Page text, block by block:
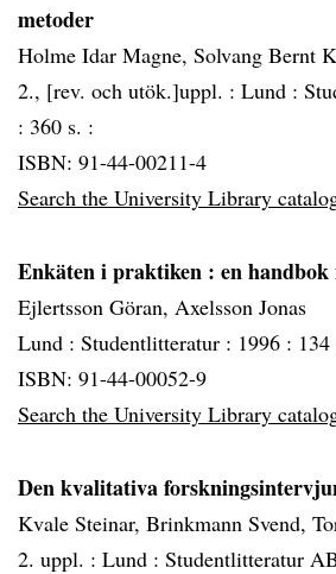
metoder
Holme Idar Magne, Solvang Bernt
2., [rev. och utök.]uppl. : Lund :
: 360 s. :
ISBN: 91-44-00211-4
Search the University Library
Enkäten i praktiken : en
Ejlertsson Göran, Axelsson Jonas
Lund : Studentlitteratur : 1996 :
ISBN: 91-44-00052-9
Search the University Library
Den kvalitativa
Kvale Steinar, Brinkmann Svend,
2. uppl. : Lund : Studentlitteratur